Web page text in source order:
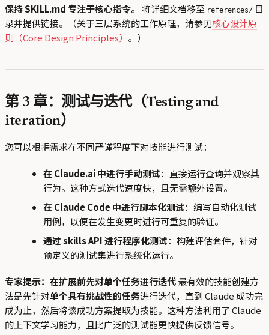
保持 SKILL.md 专注于核心指令。 将详细文档移至 references/ 目
录并提供链接。（关于三层系统的工作原理，请参见核心设计原
则（Core Design Principles） 。）
第 3 章：测试与迭代（Testing and
iteration）
您可以根据需求在不同严谨程度下对技能进行测试：
在 Claude.ai 中进行手动测试：直接运行查询并观察其
行为。这种方式迭代速度快，且无需额外设置。
在 Claude Code 中进行脚本化测试：编写自动化测试
用例，以便在发生变更时进行可重复的验证。
通过 skills API 进行程序化测试：构建评估套件，针对
预定义的测试集进行系统化运行。
专家提示：在扩展前先对单个任务进行迭代最有效的技能创建方
法是先针对单个具有挑战性的任务进行迭代，直到 Claude 成功完
成为止，然后将该成功方案提取为技能。这种方法利用了 Claude
的上下文学习能力，且比广泛的测试能更快提供反馈信号。